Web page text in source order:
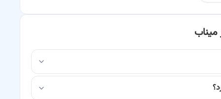
است. باسینا با جمع‌آوری اطلاعات جامع از پزشکان متخصص، این
سوابق تحصیلی، تجربیات کاری و نظرات بیماران قبلی، بهترین